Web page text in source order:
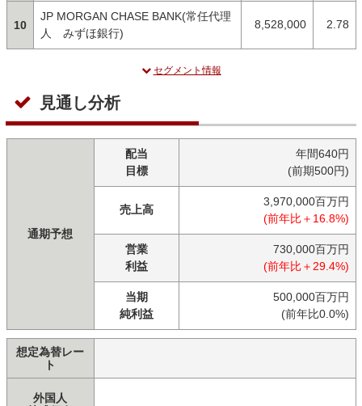
10
JP MORGAN CHASE BANK(常任代理
人 みずほ銀行)
8,528,000 2.78
セグメント情報
見通し分析
通期予想
配当
目標
年間640円
(前期500円)
売上高
3,970,000百万円
(前年比＋16.8%)
営業
利益
730,000百万円
(前年比＋29.4%)
当期
純利益
500,000百万円
(前年比0.0%)
想定為替レー
ト
外国人